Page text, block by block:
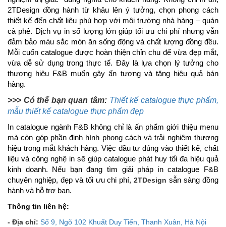
2TDesign đồng hành từ khâu lên ý tưởng, chọn phong cách
thiết kế đến chất liệu phù hợp với môi trường nhà hàng – quán
cà phê. Dịch vụ in số lượng lớn giúp tối ưu chi phí nhưng vẫn
đảm bảo màu sắc món ăn sống động và chất lượng đồng đều.
Mỗi cuốn catalogue được hoàn thiện chỉn chu để vừa đẹp mắt,
vừa dễ sử dụng trong thực tế. Đây là lựa chọn lý tưởng cho
thương hiệu F&B muốn gây ấn tượng và tăng hiệu quả bán
hàng.
>>> Có thể bạn quan tâm: Thiết kế catalogue thực phẩm,
mẫu thiết kế catalogue thực phẩm đẹp
In catalogue ngành F&B không chỉ là ấn phẩm giới thiệu menu
mà còn góp phần định hình phong cách và trải nghiệm thương
hiệu trong mắt khách hàng. Việc đầu tư đúng vào thiết kế, chất
liệu và công nghệ in sẽ giúp catalogue phát huy tối đa hiệu quả
kinh doanh. Nếu bạn đang tìm giải pháp in catalogue F&B
chuyên nghiệp, đẹp và tối ưu chi phí,2TDesign sẵn sàng đồng
hành và hỗ trợ bạn.
Thông tin liên hệ:
- Địa chỉ: Số 9, Ngõ 102 Khuất Duy Tiến, Thanh Xuân, Hà Nội